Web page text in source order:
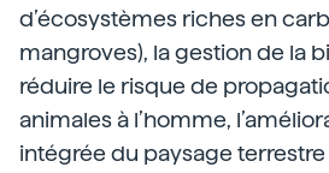
d’écosystèmes riches en
mangroves), la gestion de la
réduire le risque de
animales à l’homme,
intégrée du paysage